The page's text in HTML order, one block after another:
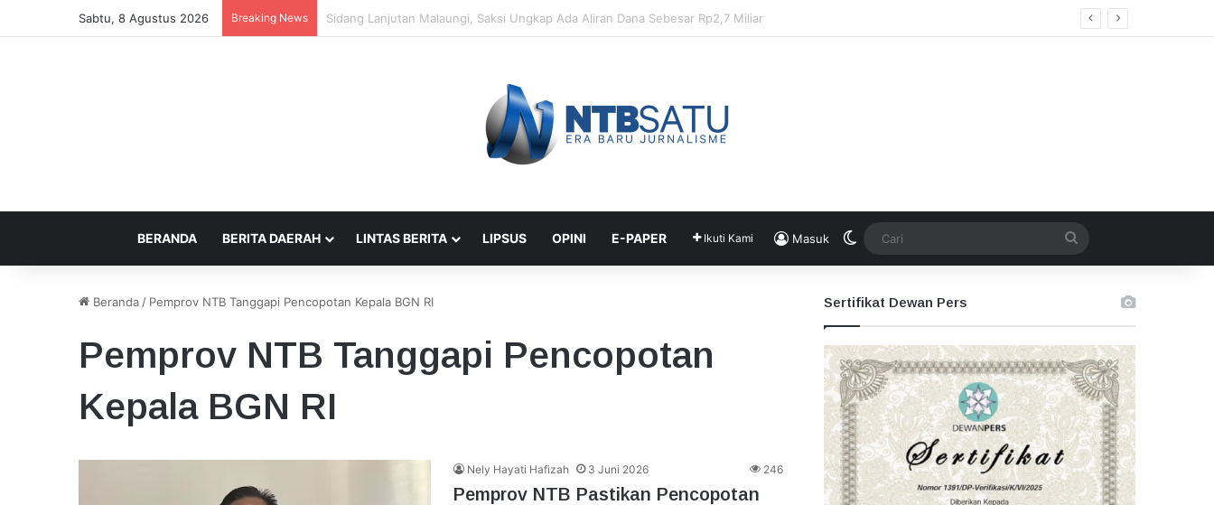
Sabtu, 8 Agustus 2026 Breaking News Beda Tempat Penahanan Didik dan Malaungi, Kejari Bima: Alasan Keamanan
BERANDA BERITA DAERAH LINTAS BERITA LIPSUS OPINI E-PAPER Ikuti Kami Masuk Switch skin
Beranda / Pemprov NTB Tanggapi Pencopotan Kepala BGN RI
Pemprov NTB Tanggapi Pencopotan
Kepala BGN RI
Nely Hayati Hafizah 3 Juni 2026 246
Pemprov NTB Pastikan Pencopotan
Sertifikat Dewan Pers